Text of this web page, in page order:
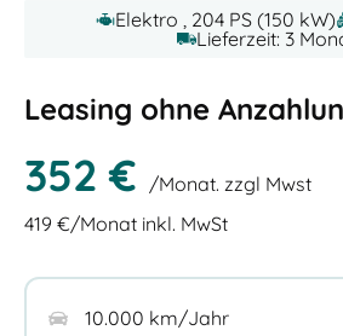
Elektro , 204 PS (150 kW)
Lieferzeit: 3
Leasing ohne
352 € /Monat. zzgl Mwst
419 €/Monat inkl. MwSt